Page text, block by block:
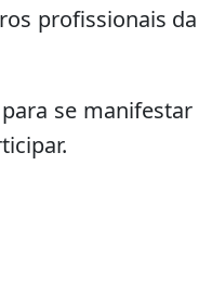
profissionais
se